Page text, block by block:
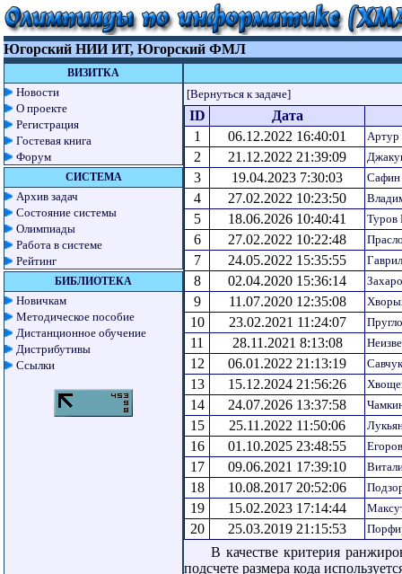
Югорский НИИ ИТ, Югорский ФМЛ
ВИЗИТКА
Новости
О проекте
Регистрация
Гостевая книга
Форум
СИСТЕМА
Архив задач
Состояние системы
Олимпиады
Работа в системе
Рейтинг
БИБЛИОТЕКА
Новичкам
Методическое пособие
Дистанционное обучение
Дистрибутивы
Ссылки
[Вернуться к задаче]
ID
Дата
1
06.12.2022 16:40:01
2 21.12.2022 21:39:09
3 19.04.2023 7:30:03 Сафин
4 27.02.2022 10:23:50
5 18.06.2026 10:40:41 Туров
6 27.02.2022 10:22:48
7 24.05.2022 15:35:55
8 02.04.2020 15:36:14
9 11.07.2020 12:35:08
10 23.02.2021 11:24:07
11 28.11.2021 8:13:08
12 06.01.2022 21:13:19
13 15.12.2024 21:56:26
14 24.07.2026 13:37:58
15 25.11.2022 11:50:06
16 01.10.2025 23:48:55
17 09.06.2021 17:39:10
18 10.08.2017 20:52:06
19 15.02.2023 17:14:44
20 25.03.2019 21:15:53
В качестве критерия
подсчете размера кода